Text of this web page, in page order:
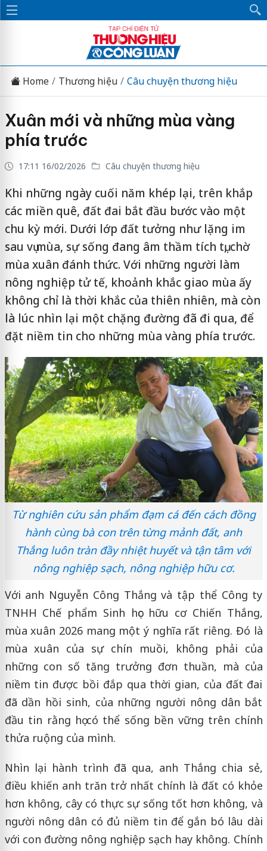
Home Thương hiệu Câu chuyện thương hiệu
Xuân mới và những mùa vàng
phía trước
17:11 16/02/2026 Câu chuyện thương hiệu
Khi những ngày cuối năm khép lại, trên khắp
các miền quê, đất đai bắt đầu bước vào một
chu kỳ mới. Dưới lớp đất tưởng như lặng im
sau vụ mùa, sự sống đang âm thầm tích tụ, chờ
mùa xuân đánh thức. Với những người làm
nông nghiệp tử tế, khoảnh khắc giao mùa ấy
không chỉ là thời khắc của thiên nhiên, mà còn
là lúc nhìn lại một chặng đường đã đi qua, để
đặt niềm tin cho những mùa vàng phía trước.
Từ nghiên cứu sản phẩm đạm cá đến cách đồng
hành cùng bà con trên từng mảnh đất, anh
Thắng luôn tràn đầy nhiệt huyết và tận tâm với
nông nghiệp sạch, nông nghiệp hữu cơ.
Với anh Nguyễn Công Thắng và tập thể Công ty
TNHH Chế phẩm Sinh học hữu cơ Chiến Thắng,
mùa xuân 2026 mang một ý nghĩa rất riêng. Đó là
mùa xuân của sự chín muồi, không phải của
những con số tăng trưởng đơn thuần, mà của
niềm tin được bồi đắp qua thời gian, của đất đai
đã dần hồi sinh, của những người nông dân bắt
đầu tin rằng họ có thể sống bền vững trên chính
thửa ruộng của mình.
Nhìn lại hành trình đã qua, anh Thắng chia sẻ,
điều khiến anh trăn trở nhất chính là đất có khỏe
hơn không, cây có thực sự sống tốt hơn không, và
người nông dân có đủ niềm tin để gắn bó lâu dài
với con đường nông nghiệp sạch hay không. Chính